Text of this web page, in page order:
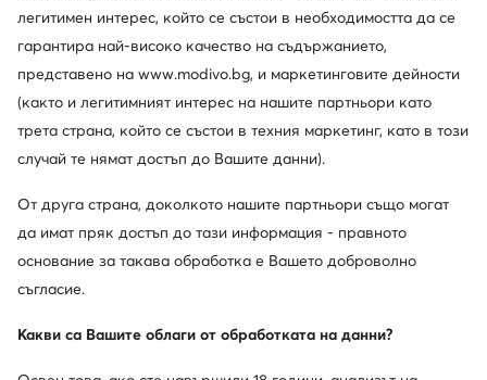
Други клиенти са търсили също
Чехли детски Дамски сандали Jenny Fairy
легитимен интерес, който се състои в необходимостта да се
гарантира най-високо качество на съдържанието,
представено на www.modivo.bg, и маркетинговите дейности
(както и легитимният интерес на нашите партньори като
трета страна, който се състои в техния маркетинг, като в този
случай те нямат достъп до Вашите данни).
От друга страна, доколкото нашите партньори също могат
да имат пряк достъп до тази информация - правното
основание за такава обработка е Вашето доброволно
съгласие.
Какви са Вашите облаги от обработката на данни?